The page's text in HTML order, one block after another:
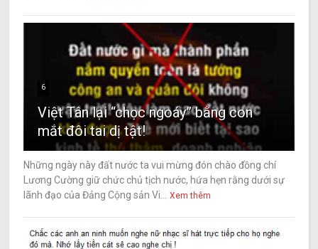
6
Việt Tân lại “chọc ngoáy” bằng con
mắt đôi tai dị tật!
Những ngày này đất nước ta vui mừng đón chào đồng chí
Lương Cường giữ chức chủ tịch nước, hứa hẹn rằng dưới sự
lãnh đạo của Đảng Cộng sản Vi...
Xem thêm